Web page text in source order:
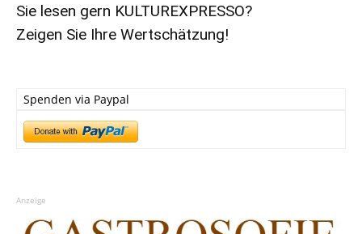
Sie lesen gern KULTUREXPRESSO?
Zeigen Sie Ihre Wertschätzung!
Spenden via Paypal
Anzeige